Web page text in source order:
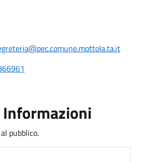
pubblico.